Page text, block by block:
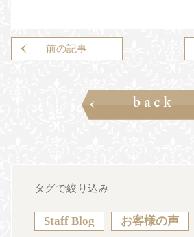
前の記事
前の記事はありません
back
タグで絞り込み
Staff Blog お客様の声